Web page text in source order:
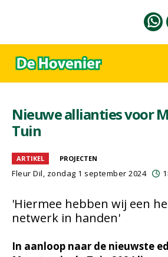
Nieuwe allianties voor
Tuin
ARTIKEL PROJECTEN
Fleur Dil, zondag 1 september 2024
'Hiermee hebben wij een
netwerk in handen'
In aanloop naar de nieuwste